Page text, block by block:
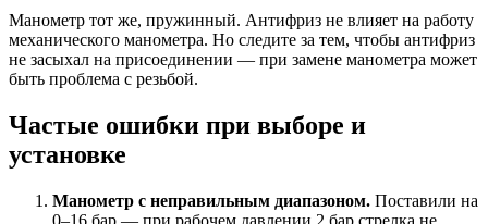
Манометр тот же, пружинный. Антифриз не влияет на работу
механического манометра. Но следите за тем, чтобы антифриз
не засыхал на присоединении — при замене манометра может
быть проблема с резьбой.
Частые ошибки при выборе и
установке
Манометр с неправильным диапазоном. Поставили на
0–16 бар — при рабочем давлении 2 бар стрелка не